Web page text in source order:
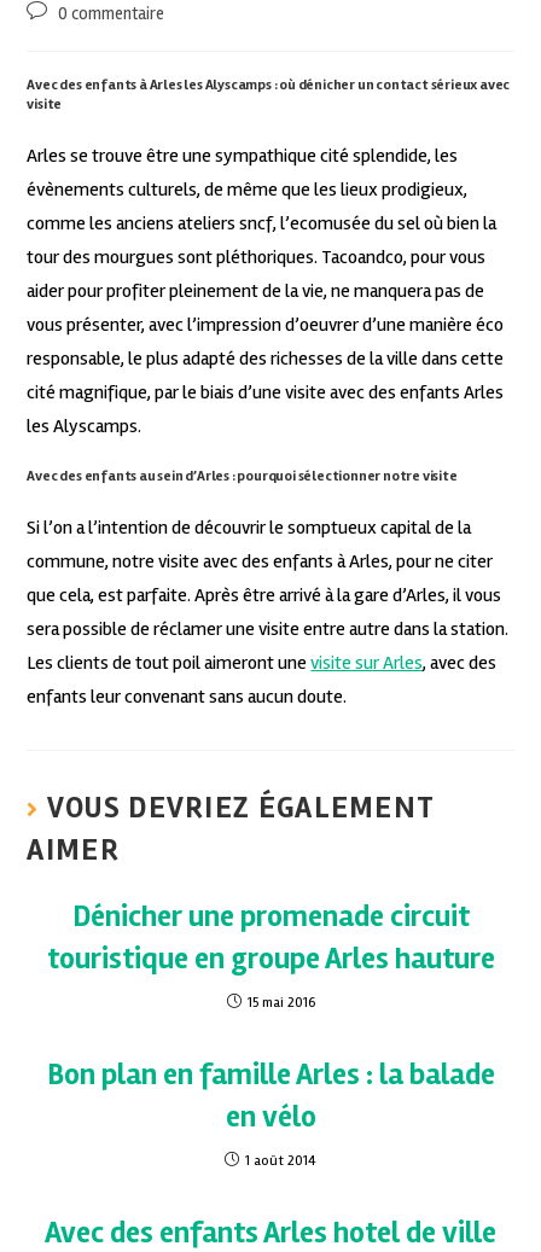
0 commentaire
Avec des enfants à Arles les Alyscamps : où dénicher un contact sérieux avec
visite
Arles se trouve être une sympathique cité splendide, les
évènements culturels, de même que les lieux prodigieux,
comme les anciens ateliers sncf, l’ecomusée du sel où bien la
tour des mourgues sont pléthoriques. Tacoandco, pour vous
aider pour profiter pleinement de la vie, ne manquera pas de
vous présenter, avec l’impression d’oeuvrer d’une manière éco
responsable, le plus adapté des richesses de la ville dans cette
cité magnifique, par le biais d’une visite avec des enfants Arles
les Alyscamps.
Avec des enfants au sein d’Arles : pourquoi sélectionner notre visite
Si l’on a l’intention de découvrir le somptueux capital de la
commune, notre visite avec des enfants à Arles, pour ne citer
que cela, est parfaite. Après être arrivé à la gare d’Arles, il vous
sera possible de réclamer une visite entre autre dans la station.
Les clients de tout poil aimeront unevisite sur Arles, avec des
enfants leur convenant sans aucun doute.
VOUS DEVRIEZ ÉGALEMENT
AIMER
Dénicher une promenade circuit
touristique en groupe Arles hauture
15 mai 2016
Bon plan en famille Arles : la balade
en vélo
1 août 2014
Avec des enfants Arles hotel de ville